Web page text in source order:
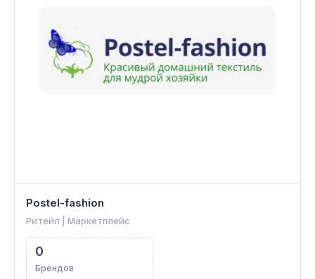
Postel-fashion
Ритейл | Маркетплейс
0
Брендов